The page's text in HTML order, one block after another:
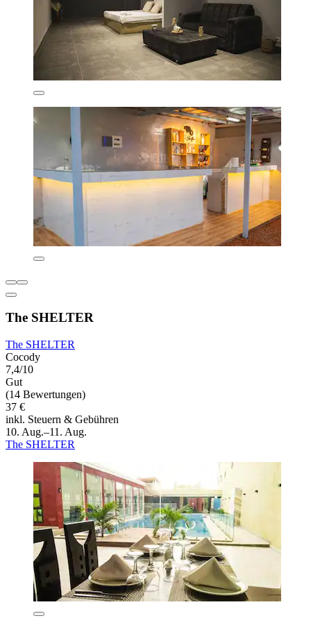
The SHELTER
The SHELTER
Cocody
7,4/10
Gut
(14 Bewertungen)
37 €
inkl. Steuern & Gebühren
10. Aug.–11. Aug.
The SHELTER